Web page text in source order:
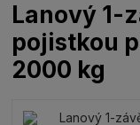
Lanový 1-
pojistkou
2000 kg